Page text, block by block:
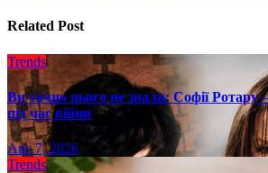
Related Post
Trends
Ви точно цього не знали: Софії Ротару
під час війни
Авг 7, 2026
Trends